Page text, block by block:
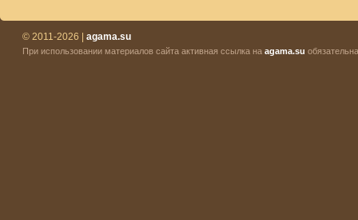
© 2011-2026 | agama.su
При использовании материалов сайта активная ссылка на agama.su